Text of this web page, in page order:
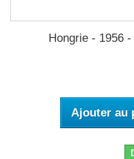
Hongrie - 1956
Ajouter au